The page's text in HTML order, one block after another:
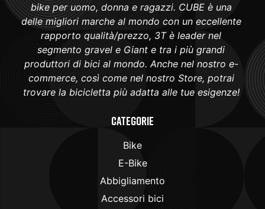
bike per uomo, donna e ragazzi. CUBE è una
delle migliori marche al mondo con un eccellente
rapporto qualità/prezzo, 3T è leader nel
segmento gravel e Giant e tra i più grandi
produttori di bici al mondo. Anche nel nostro e-
commerce, così come nel nostro Store, potrai
trovare la bicicletta più adatta alle tue esigenze!
Categorie
Bike
E-Bike
Abbigliamento
Accessori bici